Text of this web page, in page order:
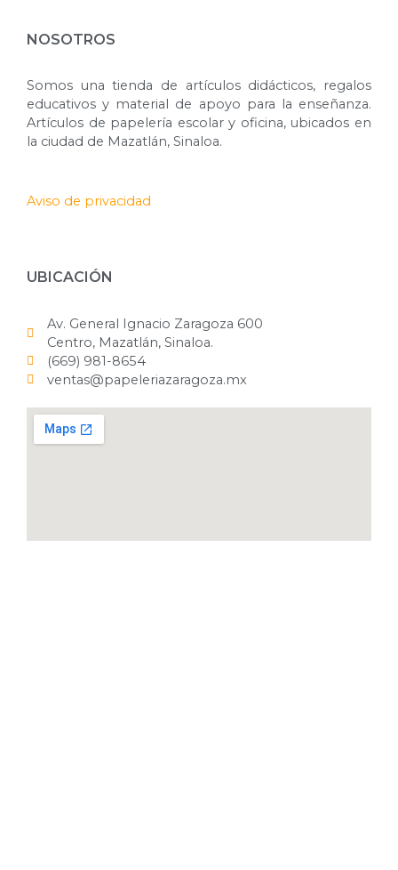
NOSOTROS
Somos una tienda de artículos didácticos, regalos
educativos y material de apoyo para la enseñanza.
Artículos de papelería escolar y oficina, ubicados en
la ciudad de Mazatlán, Sinaloa.
Aviso de privacidad
UBICACIÓN
Av. General Ignacio Zaragoza 600
Centro, Mazatlán, Sinaloa.
(669) 981-8654
ventas@papeleriazaragoza.mx